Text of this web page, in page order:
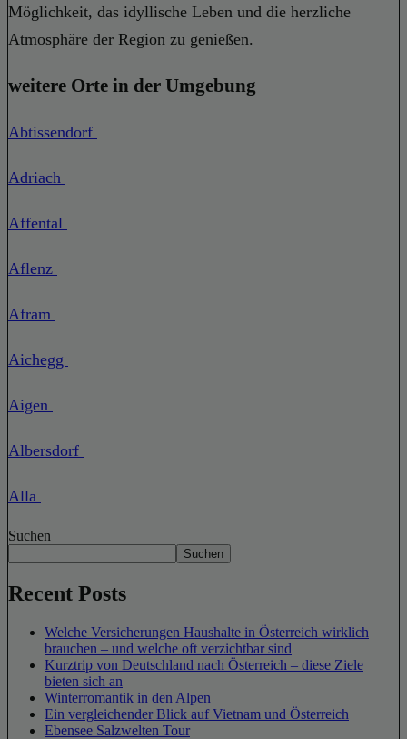
Möglichkeit, das idyllische Leben und die herzliche
Atmosphäre der Region zu genießen.
weitere Orte in der Umgebung
Abtissendorf
Adriach
Affental
Aflenz
Afram
Aichegg
Aigen
Albersdorf
Alla
Suchen
Suchen
Recent Posts
Welche Versicherungen Haushalte in Österreich wirklich
brauchen – und welche oft verzichtbar sind
Kurztrip von Deutschland nach Österreich – diese Ziele
bieten sich an
Winterromantik in den Alpen
Ein vergleichender Blick auf Vietnam und Österreich
Ebensee Salzwelten Tour